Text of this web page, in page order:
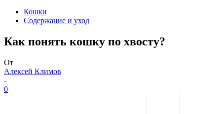
Кошки
Содержание и уход
Как понять кошку по хвосту?
От
Алексей Климов
-
0